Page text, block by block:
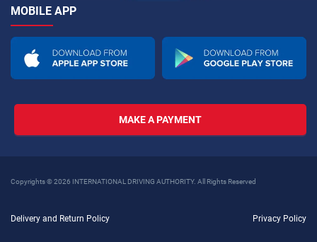
MOBILE APP
MAKE A PAYMENT
Copyrights © 2026 INTERNATIONAL DRIVING AUTHORITY. All Rights Reserved
Delivery and Return Policy Privacy Policy